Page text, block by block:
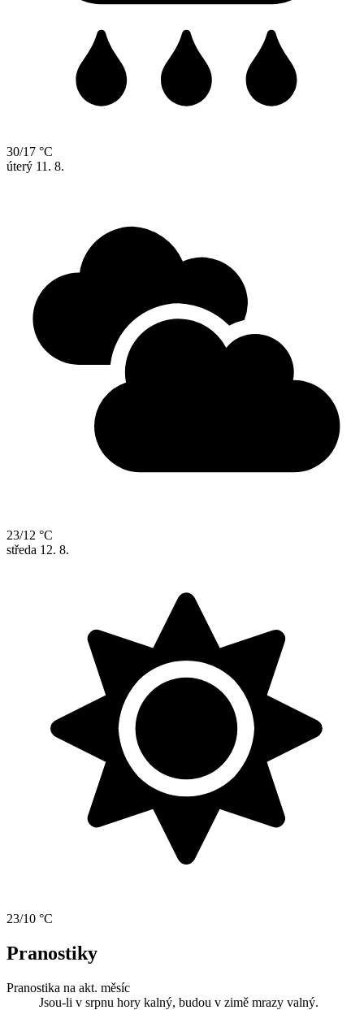
30/17 °C
úterý 11. 8.
23/12 °C
středa 12. 8.
23/10 °C
Pranostiky
Pranostika na akt. měsíc
Jsou-li v srpnu hory kalný, budou v zimě mrazy valný.